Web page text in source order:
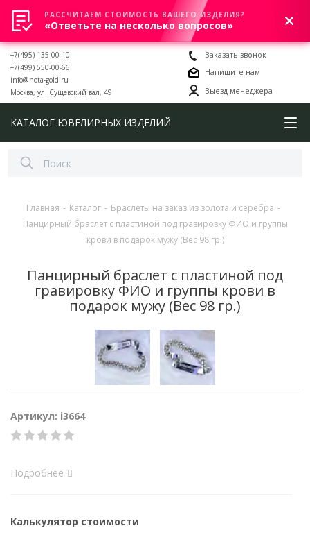
0
+7(495) 135-00-10
+7(499) 550-00-66
info@nota-gold.ru
Москва, ул. Сущевский вал, 49
Заказать звонок
Напишите нам
Выезд менеджера
КАТАЛОГ ЮВЕЛИРНЫХ ИЗДЕЛИЙ
Главная - Каталог - Браслеты на заказ из золота и серебра -
Панцирный браслет с пластиной под гравировку ФИО и группы
крови в подарок мужу (Вес 98 гр.)
Панцирный браслет с пластиной под
гравировку ФИО и группы крови в
подарок мужу (Вес 98 гр.)
Артикул: i3664
Подробнее
Калькулятор стоимости
РАССЧИТАЕМ СТОИМОСТЬ ВАШЕГО ИЗДЕЛИЯ?
«Ответьте на несколько вопросов»